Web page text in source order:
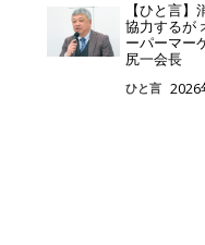
【ひと言】
協力するが
ーパーマー
尻一会長
ひと言 2026